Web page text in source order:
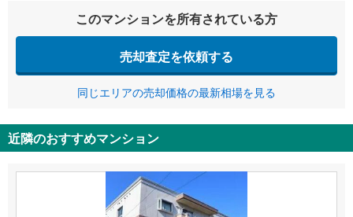
このマンションを所有されている方
売却査定を依頼する
同じエリアの売却価格の最新相場を見る
近隣のおすすめマンション